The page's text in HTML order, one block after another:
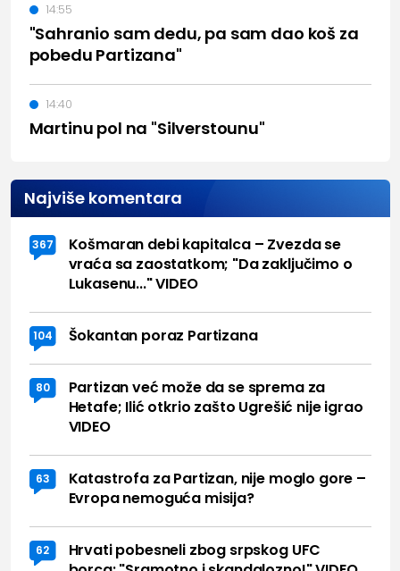
"Sahranio sam dedu, pa sam dao koš za
pobedu Partizana"
14:55
Martinu pol na "Silverstounu"
14:40
Najviše komentara
367
Košmaran debi kapitalca – Zvezda se
vraća sa zaostatkom; "Da zaključimo o
Lukasenu..." VIDEO
104 Šokantan poraz Partizana
80
Partizan već može da se sprema za
Hetafe; Ilić otkrio zašto Ugrešić nije igrao
VIDEO
63
Katastrofa za Partizan, nije moglo gore –
Evropa nemoguća misija?
62
Hrvati pobesneli zbog srpskog UFC